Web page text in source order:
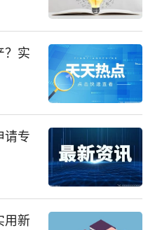
？实
请专
用新